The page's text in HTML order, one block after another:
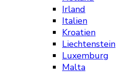
Irland
Italien
Kroatien
Liechtenstein
Luxemburg
Malta